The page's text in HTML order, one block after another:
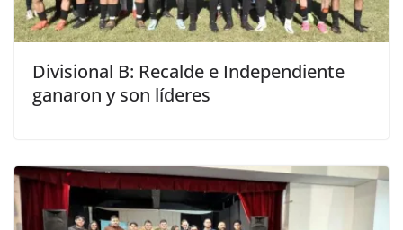
Divisional B: Recalde e Independiente
ganaron y son líderes